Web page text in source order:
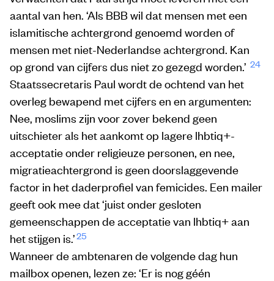
aantal van hen. ‘Als BBB wil dat mensen met een
islamitische achtergrond genoemd worden of
mensen met niet-Nederlandse achtergrond. Kan
op grond van cijfers dus niet zo gezegd worden.’ 24
Staatssecretaris Paul wordt de ochtend van het
overleg bewapend met cijfers en en argumenten:
Nee, moslims zijn voor zover bekend geen
uitschieter als het aankomt op lagere lhbtiq+-
acceptatie onder religieuze personen, en nee,
migratieachtergrond is geen doorslaggevende
factor in het daderprofiel van femicides. Een mailer
geeft ook mee dat ‘juist onder gesloten
gemeenschappen de acceptatie van lhbtiq+ aan
het stijgen is.’25
Wanneer de ambtenaren de volgende dag hun
mailbox openen, lezen ze: ‘Er is nog géén